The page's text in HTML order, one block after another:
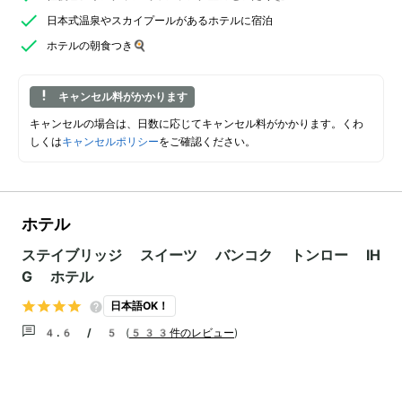
日本式温泉やスカイプールがあるホテルに宿泊
ホテルの朝食つき🍳
キャンセル料がかかります
キャンセルの場合は、日数に応じてキャンセル料がかかります。くわ
しくはキャンセルポリシーをご確認ください。
ホテル
ステイブリッジ スイーツ バンコク トンロー IH
G ホテル
日本語OK！
4.6 / 5 ( 533件のレビュー)